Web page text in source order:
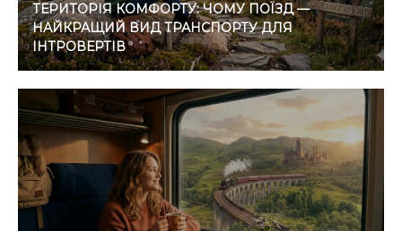
ТЕРИТОРІЯ КОМФОРТУ: ЧОМУ ПОЇЗД —
НАЙКРАЩИЙ ВИД ТРАНСПОРТУ ДЛЯ
ІНТРОВЕРТІВ